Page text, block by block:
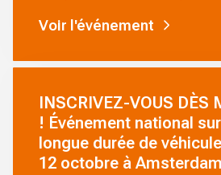
Voir l'événement
INSCRIVEZ-VOUS DÈS
! Événement national
longue durée de
12 octobre à Amsterdam